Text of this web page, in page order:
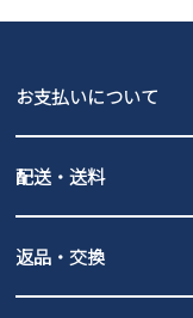
GAP
瞬足
お支払いについて
PayPay（オンライン決
配送・送料
北海道・本州・四国・
全国一律…220円（税込
発送日・送料詳細につ
返品・交換